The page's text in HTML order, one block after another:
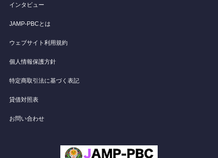
インタビュー
JAMP-PBCとは
ウェブサイト利用規約
個人情報保護方針
特定商取引法に基づく表記
貸借対照表
お問い合わせ